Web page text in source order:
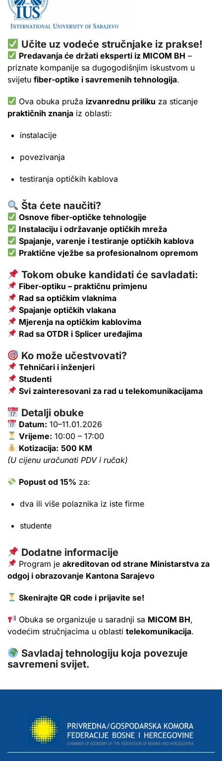
Učite uz vodeće stručnjake iz prakse!
Predavanja će držati eksperti iz MICOM BH –
priznate kompanije sa dugogodišnjim iskustvom u
svijetu fiber-optike i savremenih tehnologija.
Ova obuka pruža izvanrednu priliku za sticanje
praktičnih znanja iz oblasti:
instalacije
povezivanja
testiranja optičkih kablova
Šta ćete naučiti?
Osnove fiber-optičke tehnologije
Instalaciju i održavanje optičkih mreža
Spajanje, varenje i testiranje optičkih kablova
Praktične vježbe sa profesionalnom opremom
Tokom obuke kandidati će savladati:
Fiber-optiku – praktičnu primjenu
Rad sa optičkim vlaknima
Spajanje optičkih vlakana
Mjerenja na optičkim kablovima
Rad sa OTDR i Splicer uređajima
Ko može učestvovati?
Tehničari i inženjeri
Studenti
Svi zainteresovani za rad u telekomunikacijama
Detalji obuke
Datum: 10–11.01.2026
Vrijeme: 10:00 – 17:00
Kotizacija: 500 KM
(U cijenu uračunati PDV i ručak)
Popust od 15% za:
dva ili više polaznika iz iste firme
studente
Dodatne informacije
Program jeakreditovan od strane Ministarstva za
odgoj i obrazovanje Kantona Sarajevo
Skenirajte QR code i prijavite se!
Obuka se organizuje u saradnji sa MICOM BH,
vodećim stručnjacima u oblasti telekomunikacija.
Savladaj tehnologiju koja povezuje
savremeni svijet.